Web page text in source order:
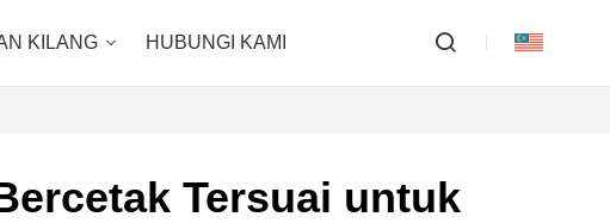
KILANG HUBUNGI KAMI
Tersuai untuk